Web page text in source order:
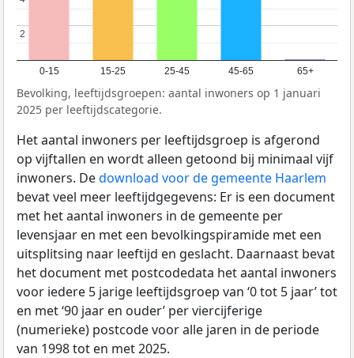
0-15 15-25 25-45 45-65 65+
2
2
Bevolking, leeftijdsgroepen: aantal inwoners op 1 januari
2025 per leeftijdscategorie.
Het aantal inwoners per leeftijdsgroep is afgerond
op vijftallen en wordt alleen getoond bij minimaal vijf
inwoners. Dedownload voor de gemeente Haarlem
bevat veel meer leeftijdgegevens: Er is een document
met het aantal inwoners in de gemeente per
levensjaar en met een bevolkingspiramide met een
uitsplitsing naar leeftijd en geslacht. Daarnaast bevat
het document met postcodedata het aantal inwoners
voor iedere 5 jarige leeftijdsgroep van ‘0 tot 5 jaar’ tot
en met ‘90 jaar en ouder’ per viercijferige
(numerieke) postcode voor alle jaren in de periode
van 1998 tot en met 2025.